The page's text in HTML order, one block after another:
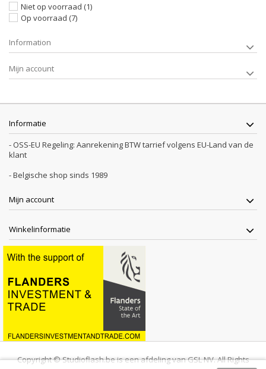
Niet op voorraad (1)
Op voorraad (7)
Information
Mijn account
Informatie
- OSS-EU Regeling: Aanrekening BTW tarrief volgens EU-Land van de
klant
- Belgische shop sinds 1989
Mijn account
Winkelinformatie
Copyright © Studioflash.be is een afdeling van GSL NV. All Rights